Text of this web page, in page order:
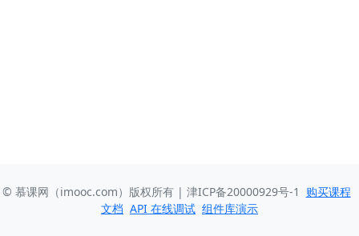
© 慕课网（imooc.com）版权所有 | 津ICP备20000929号-1
购买课程
文档 API 在线调试 组件库演示